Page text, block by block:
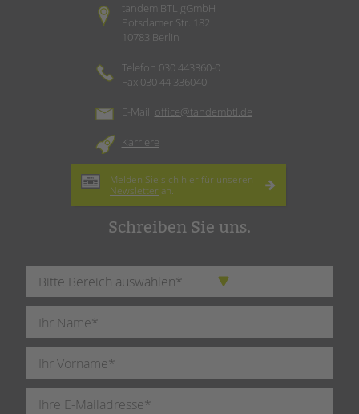
tandem BTL gGmbH
Potsdamer Str. 182
10783 Berlin
Telefon 030 443360-0
Fax 030 44 336040
E-Mail: office@tandembtl.de
Karriere
Melden Sie sich hier für unseren
Newsletter an.
Schreiben Sie uns.